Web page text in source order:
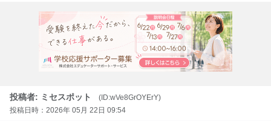
投稿者: ミセスポット
(ID:wVe8GrOYErY)
投稿日時：2026年 05月 22日 09:54